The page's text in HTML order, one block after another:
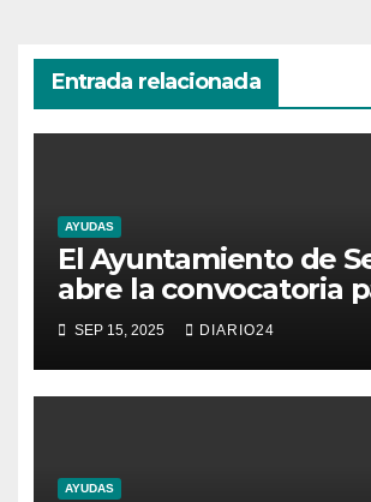
Entrada relacionada
AYUDAS
El Ayuntamiento de
abre la convocatoria
subvenciones al
apoyo al
empresarial y la
SEP 15, 2025 DIARIO24
AYUDAS